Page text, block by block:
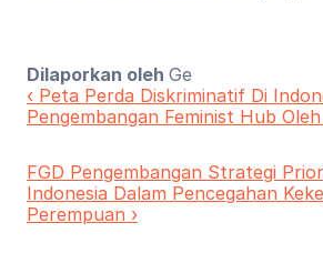
Dilaporkan oleh Ge
‹ Peta Perda Diskriminatif Di
Pengembangan Feminist Hub
FGD Pengembangan Strategi
Indonesia Dalam Pencegahan
Perempuan ›